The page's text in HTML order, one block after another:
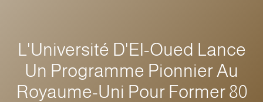
L'Université D'El-Oued Lance
Un Programme Pionnier Au
Royaume-Uni Pour Former 80